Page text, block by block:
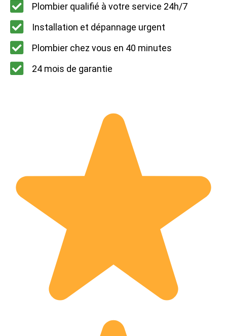
Plombier qualifié à votre service 24h/7
Installation et dépannage urgent
Plombier chez vous en 40 minutes
24 mois de garantie